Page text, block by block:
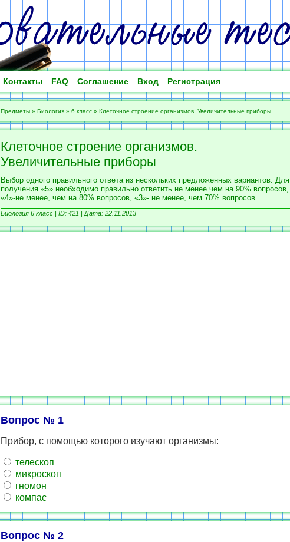
Контакты FAQ Соглашение Вход Регистрация
Предметы » Биология » 6 класс » Клеточное строение организмов. Увеличительные приборы
Клеточное строение организмов.
Увеличительные приборы
Выбор одного правильного ответа из нескольких предложенных вариантов. Для
получения «5» необходимо правильно ответить не менее чем на 90% вопросов,
«4»-не менее, чем на 80% вопросов, «3»- не менее, чем 70% вопросов.
Биология 6 класс | ID: 421 | Дата: 22.11.2013
Вопрос № 1
Прибор, с помощью которого изучают организмы:
телескоп
микроскоп
гномон
компас
Вопрос № 2